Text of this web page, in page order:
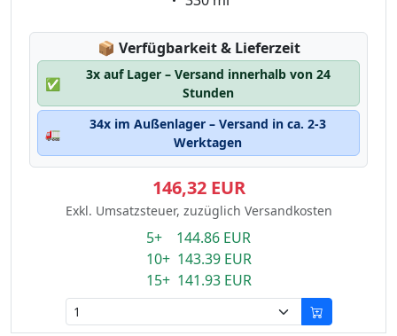
📦 Lagerstatus:
Verfügbarkeit & Lieferzeit
✅
3x auf Lager – Versand innerhalb von 24
Stunden
🚛
34x im Außenlager – Versand in ca. 2-3
Werktagen
146,32 EUR
Exkl. Umsatzsteuer, zuzüglich Versandkosten
5+ 144.86 EUR
10+ 143.39 EUR
15+ 141.93 EUR